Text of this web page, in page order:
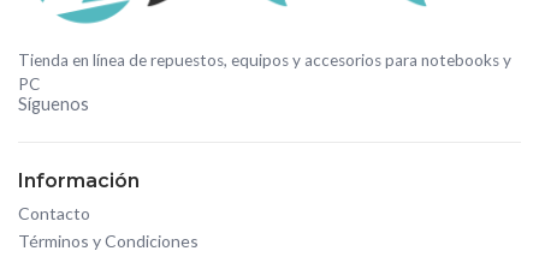
Tienda en línea de repuestos, equipos y accesorios para notebooks y
PC
Síguenos
Información
Contacto
Términos y Condiciones